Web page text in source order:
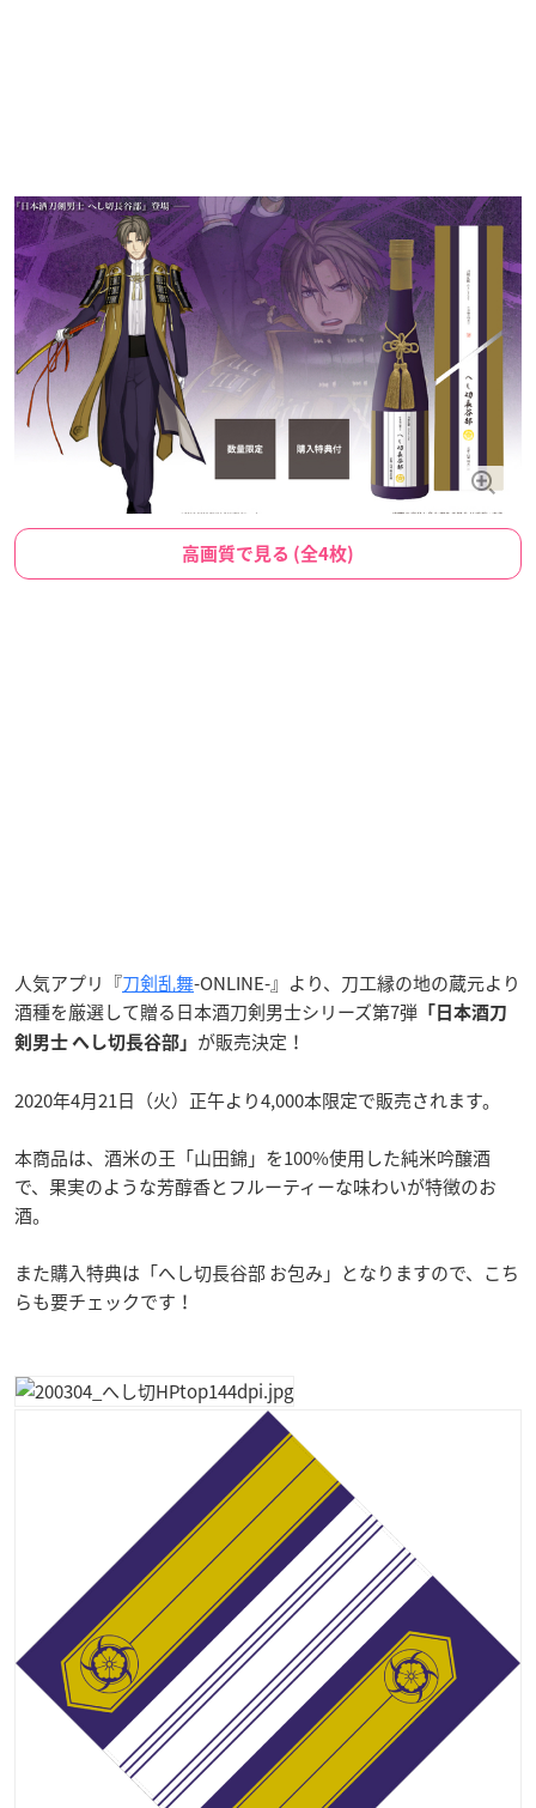
高画質で見る (全4枚)
人気アプリ『刀剣乱舞-ONLINE-』より、刀工縁の地の蔵元より
酒種を厳選して贈る日本酒刀剣男士シリーズ第7弾 「日本酒刀
剣男士 へし切長谷部」 が販売決定！
2020年4月21日（火）正午より4,000本限定で販売されます。
本商品は、酒米の王「山田錦」を100%使用した純米吟醸酒
で、果実のような芳醇香とフルーティーな味わいが特徴のお
酒。
また購入特典は「へし切長谷部 お包み」となりますので、こち
らも要チェックです！